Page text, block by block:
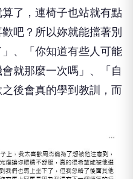
了，連椅子也站就有點
吧？所以妳就能擋著別
、「你知道有些人可能
就那麼一次嗎」、「自
後會真的學到教訓，而